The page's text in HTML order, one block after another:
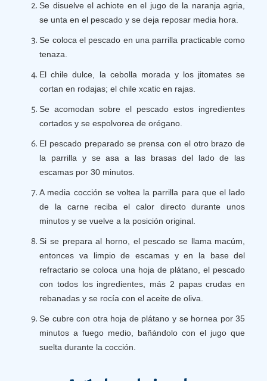
Se disuelve el achiote en el jugo de la naranja agria,
se unta en el pescado y se deja reposar media hora.
Se coloca el pescado en una parrilla practicable como
tenaza.
El chile dulce, la cebolla morada y los jitomates se
cortan en rodajas; el chile xcatic en rajas.
Se acomodan sobre el pescado estos ingredientes
cortados y se espolvorea de orégano.
El pescado preparado se prensa con el otro brazo de
la parrilla y se asa a las brasas del lado de las
escamas por 30 minutos.
A media cocción se voltea la parrilla para que el lado
de la carne reciba el calor directo durante unos
minutos y se vuelve a la posición original.
Si se prepara al horno, el pescado se llama macúm,
entonces va limpio de escamas y en la base del
refractario se coloca una hoja de plátano, el pescado
con todos los ingredientes, más 2 papas crudas en
rebanadas y se rocía con el aceite de oliva.
Se cubre con otra hoja de plátano y se hornea por 35
minutos a fuego medio, bañándolo con el jugo que
suelta durante la cocción.